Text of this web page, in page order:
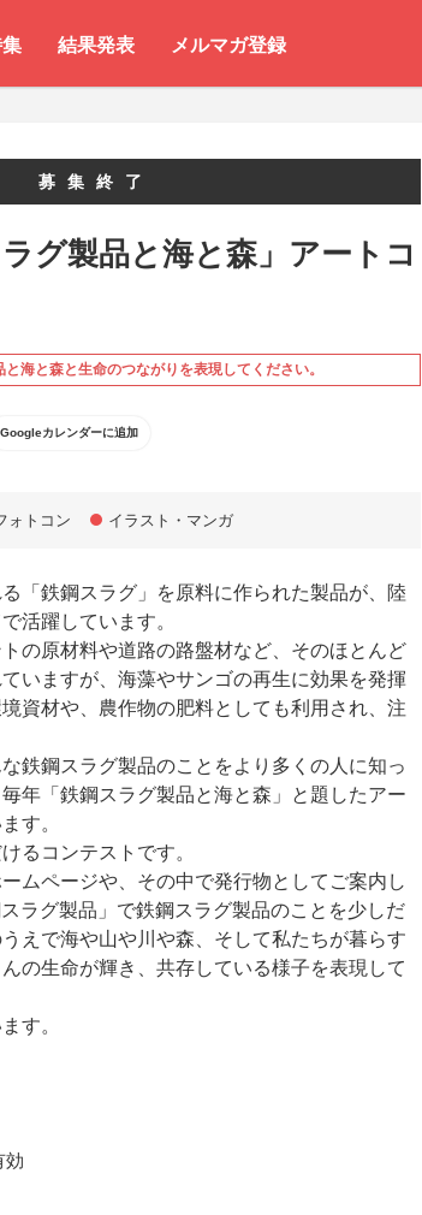
結果発表 メルマガ登録
募集終了
グ製品と海と森」アートコ
と海と森と生命のつながりを表現してください。
Googleカレンダーに追加
ォトコン イラスト・マンガ
「鉄鋼スラグ」を原料に作られた製品が、陸
活躍しています。
の原材料や道路の路盤材など、そのほとんど
いますが、海藻やサンゴの再生に効果を発揮
資材や、農作物の肥料としても利用され、注
鉄鋼スラグ製品のことをより多くの人に知っ
年「鉄鋼スラグ製品と海と森」と題したアー
す。
るコンテストです。
ムページや、その中で発行物としてご案内し
ラグ製品」で鉄鋼スラグ製品のことを少しだ
えで海や山や川や森、そして私たちが暮らす
の生命が輝き、共存している様子を表現して
す。
効